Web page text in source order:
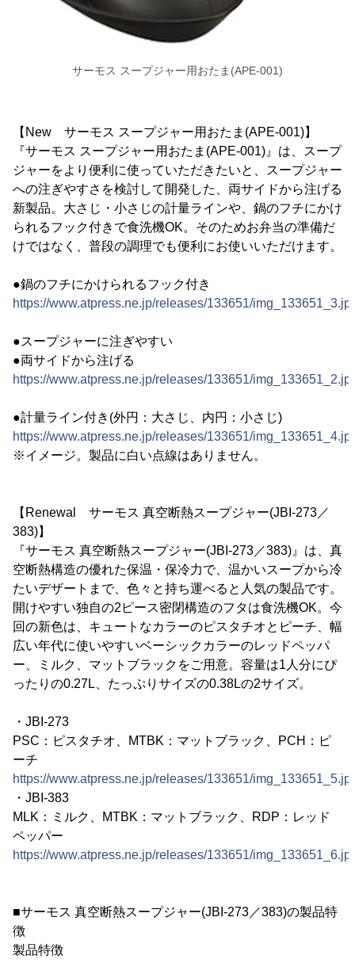
サーモス スープジャー用おたま(APE-001)
【New サーモス スープジャー用おたま(APE-001)】
『サーモス スープジャー用おたま(APE-001)』は、スープ
ジャーをより便利に使っていただきたいと、スープジャー
への注ぎやすさを検討して開発した、両サイドから注げる
新製品。大さじ・小さじの計量ラインや、鍋のフチにかけ
られるフック付きで食洗機OK。そのためお弁当の準備だ
けではなく、普段の調理でも便利にお使いいただけます。
●鍋のフチにかけられるフック付き
https://www.atpress.ne.jp/releases/133651/
●スープジャーに注ぎやすい
●両サイドから注げる
https://www.atpress.ne.jp/releases/133651/
●計量ライン付き(外円：大さじ、内円：小さじ)
https://www.atpress.ne.jp/releases/133651/
※イメージ。製品に白い点線はありません。
【Renewal サーモス 真空断熱スープジャー(JBI-273／
383)】
『サーモス 真空断熱スープジャー(JBI-273／383)』は、真
空断熱構造の優れた保温・保冷力で、温かいスープから冷
たいデザートまで、色々と持ち運べると人気の製品です。
開けやすい独自の2ピース密閉構造のフタは食洗機OK。今
回の新色は、キュートなカラーのピスタチオとピーチ、幅
広い年代に使いやすいベーシックカラーのレッドペッパ
ー、ミルク、マットブラックをご用意。容量は1人分にぴ
ったりの0.27L、たっぷりサイズの0.38Lの2サイズ。
・JBI-273
PSC：ピスタチオ、MTBK：マットブラック、PCH：ピ
ーチ
https://www.atpress.ne.jp/releases/133651/
・JBI-383
MLK：ミルク、MTBK：マットブラック、RDP：レッド
ペッパー
https://www.atpress.ne.jp/releases/133651/
■サーモス 真空断熱スープジャー(JBI-273／383)の製品特
徴
製品特徴